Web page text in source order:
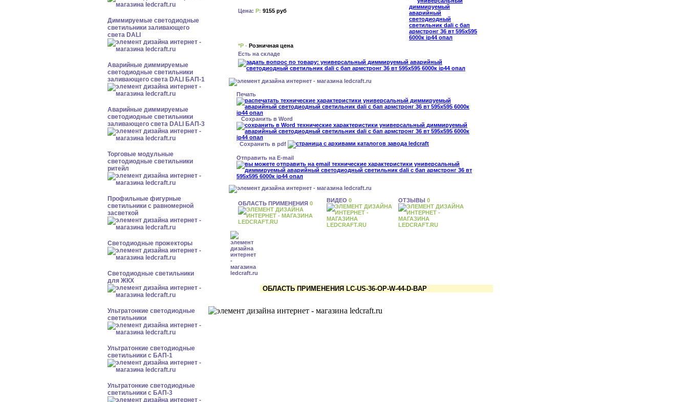
Диммируемые светодиодные
светильники заливающего
света DALI
Аварийные диммируемые
светодиодные светильники
заливающего света DALI БАП-1
Аварийные диммируемые
светодиодные светильники
заливающего света DALI БАП-3
Торговые модульные
светодиодные светильники
ритейл
Профильные фигурные
светильники с равномерной
засветкой
Светодиодные прожекторы
Светодиодные светильники
для ЖКХ
Ультратонкие светодиодные
светильники
Ультратонкие светодиодные
светильники с БАП-1
Ультратонкие светодиодные
светильники с БАП-3
Цена: Р: 9155 руб
*Р - Розничная цена
Есть на складе
Печать
Сохранить в Word
Сохранить в pdf
Отправить на E-mail
ОБЛАСТЬ ПРИМЕНЕНИЯ 0 ВИДЕО 0 ОТЗЫВЫ 0
ОБЛАСТЬ ПРИМЕНЕНИЯ LC-US-36-OP-W-44-D-BAP